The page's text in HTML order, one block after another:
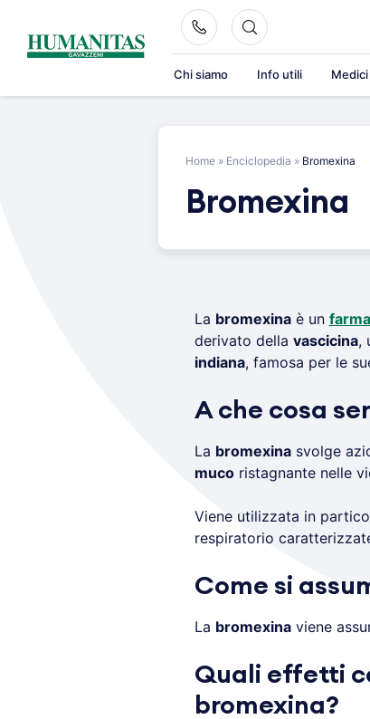
content
Chi siamo Info utili Medici
Home » Enciclopedia » Bromexina
Bromexina
La bromexinaè un
derivato della vascicina,
indiana, famosa per le
A che cosa
La bromexinasvolge
mucoristagnante nelle
Viene utilizzata in
respiratorio
Come si
La bromexinaviene
Quali effetti
bromexina?